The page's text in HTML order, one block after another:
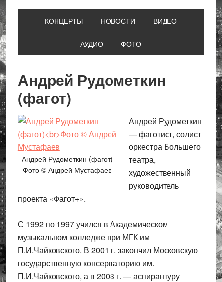
КОНЦЕРТЫ НОВОСТИ ВИДЕО
АУДИО ФОТО
Андрей Рудометкин
(фагот)
Андрей Рудометкин (фагот)
Фото © Андрей Мустафаев
Андрей Рудометкин
— фаготист, солист
оркестра Большего
театра,
художественный
руководитель
проекта «Фагот+».
С 1992 по 1997 учился в Академическом
музыкальном колледже при МГК им
П.И.Чайковского. В 2001 г. закончил Московскую
государственную консерваторию им.
П.И.Чайковского, а в 2003 г. — аспирантуру